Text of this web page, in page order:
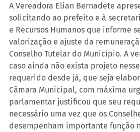
A Vereadora Elian Bernadete
solicitando ao prefeito e à
e Recursos Humanos que informe
valorização e ajuste da
Conselho Tutelar do Município. A
caso ainda não exista projeto
requerido desde já, que seja
Câmara Municipal, com máxima
parlamentar justificou que seu
necessário uma vez que os
desempenham importante função